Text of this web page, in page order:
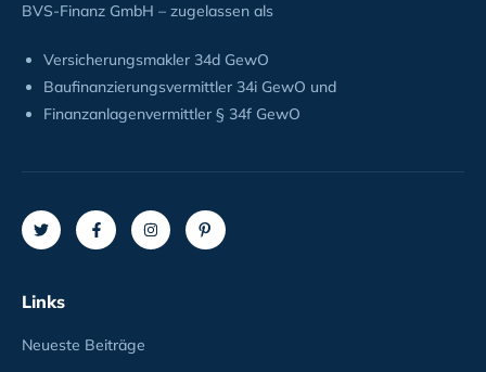
BVS-Finanz GmbH – zugelassen als
Versicherungsmakler 34d GewO
Baufinanzierungsvermittler 34i GewO und
Finanzanlagenvermittler § 34f GewO
Links
Neueste Beiträge